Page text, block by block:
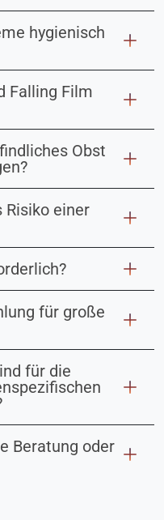
hygienisch
Falling Film
Obst
Risiko einer
für große
für die
Beratung oder